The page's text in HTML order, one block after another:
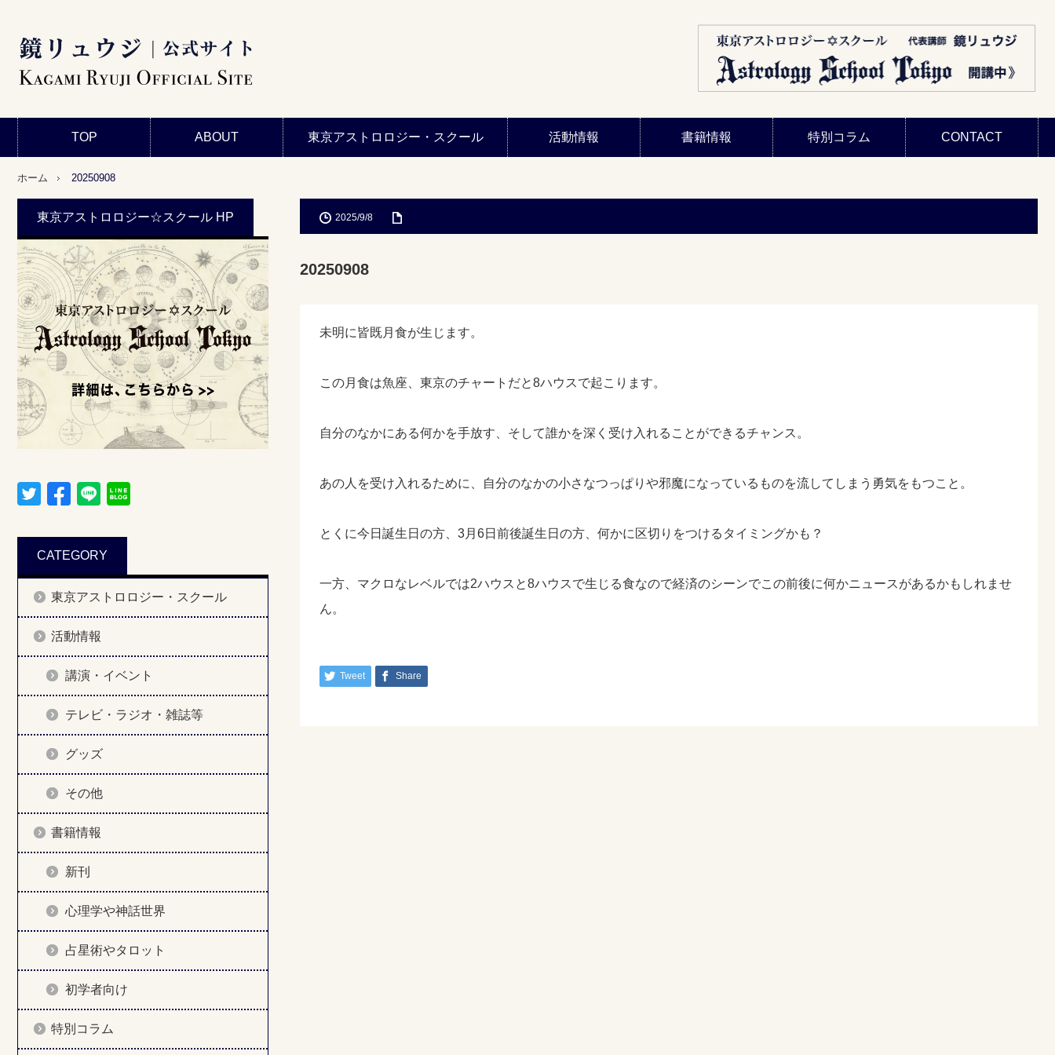
TOP ABOUT 東京アストロロジー・スクール 活動情報 書籍情報 特別コラム CONTACT
ホーム 20250908
2025/9/8
20250908
未明に皆既月食が生じます。
この月食は魚座、東京のチャートだと8ハウスで起こります。
自分のなかにある何かを手放す、そして誰かを深く受け入れることができるチャンス。
あの人を受け入れるために、自分のなかの小さなつっぱりや邪魔になっているものを流してしまう勇気をもつこと。
とくに今日誕生日の方、3月6日前後誕生日の方、何かに区切りをつけるタイミングかも？
一方、マクロなレベルでは2ハウスと8ハウスで生じる食なので経済のシーンでこの前後に何かニュースがあるかもしれませ
ん。
Tweet Share
東京アストロロジー☆スクール HP
CATEGORY
東京アストロロジー・スクール
活動情報
講演・イベント
テレビ・ラジオ・雑誌等
グッズ
その他
書籍情報
新刊
心理学や神話世界
占星術やタロット
初学者向け
特別コラム